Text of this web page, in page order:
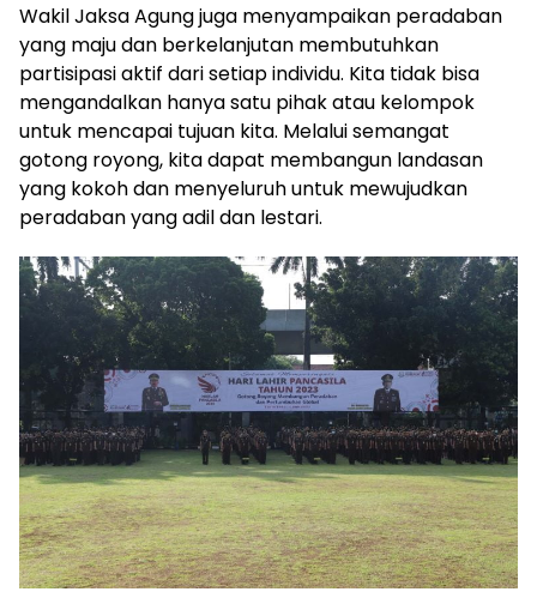
Wakil Jaksa Agung juga menyampaikan peradaban
yang maju dan berkelanjutan membutuhkan
partisipasi aktif dari setiap individu. Kita tidak bisa
mengandalkan hanya satu pihak atau kelompok
untuk mencapai tujuan kita. Melalui semangat
gotong royong, kita dapat membangun landasan
yang kokoh dan menyeluruh untuk mewujudkan
peradaban yang adil dan lestari.